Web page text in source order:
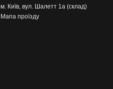
м. Київ, вул. Шалетт 1а (склад)
Мапа проїзду